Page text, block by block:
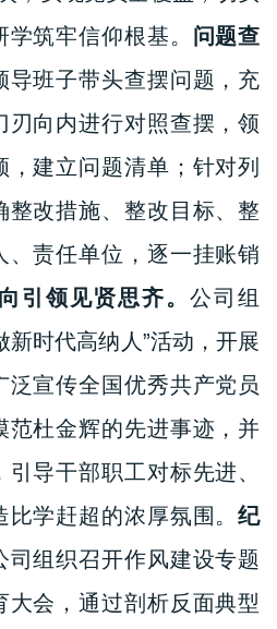
筑牢信仰根基。 问题查
导班子带头查摆问题，充
刃向内进行对照查摆，领
建立问题清单；针对列
整改措施、整改目标、整
、责任单位，逐一挂账销
引领见贤思齐。公司组
新时代高纳人”活动，开展
泛宣传全国优秀共产党员
范杜金辉的先进事迹，并
导干部职工对标先进、
比学赶超的浓厚氛围。纪
司组织召开作风建设专题
大会，通过剖析反面典型